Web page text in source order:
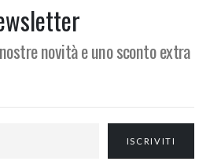
novità e uno sconto extra